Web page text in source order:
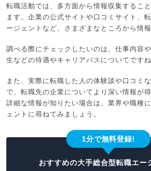
転職活動では、多方面から情報収集するこ
ます。企業の公式サイトや口コミサイト、
ージェントなど、さまざまなところから情
調べる際にチェックしたいのは、仕事内容
生などの待遇やキャリアパスについてですね
また、実際に転職した人の体験談や口コミ
で、転職先の企業についてより深い情報が
詳細な情報が知りたい場合は、業界や職種
ェントに尋ねてみましょう。
1分で無料登録!
おすすめの大手総合型転職エー